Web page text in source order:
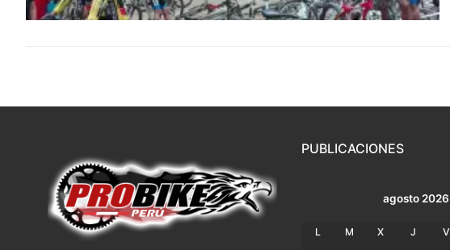
PUBLICACIONES
agosto 2026
L M X J V